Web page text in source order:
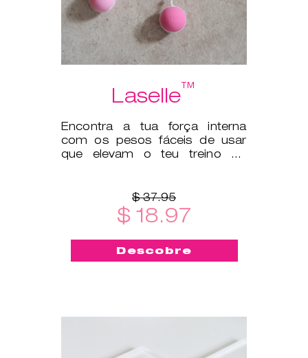
Laselle™
Encontra a tua força interna
com os pesos fáceis de usar
que elevam o teu treino do
$ 37.95
$ 18.97
Descobre